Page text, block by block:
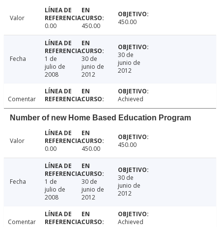
Valor
0.00
450.00 450.00
Fecha
1 de
julio de
2008
30 de
junio de
2012
30 de
junio de
2012
Comentar Achieved
Number of new Home Based Education Program
Valor
0.00
450.00 450.00
Fecha
1 de
julio de
2008
30 de
junio de
2012
30 de
junio de
2012
Comentar Achieved